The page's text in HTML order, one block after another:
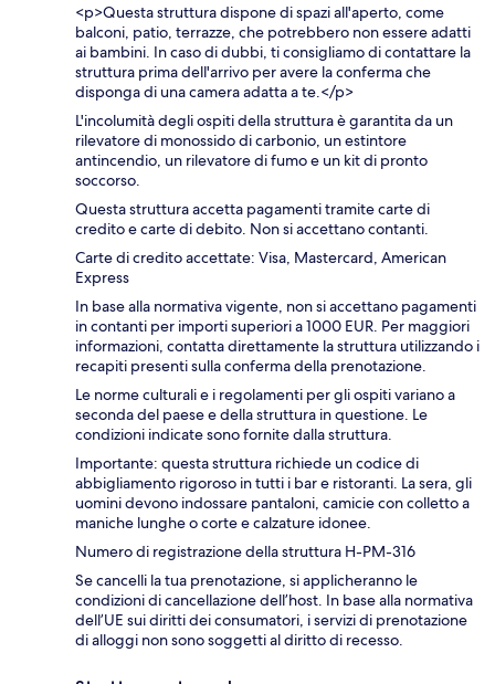
<p>Questa struttura dispone di spazi all'aperto, come
balconi, patio, terrazze, che potrebbero non essere adatti
ai bambini. In caso di dubbi, ti consigliamo di contattare la
struttura prima dell'arrivo per avere la conferma che
disponga di una camera adatta a te.</p>
L'incolumità degli ospiti della struttura è garantita da un
rilevatore di monossido di carbonio, un estintore
antincendio, un rilevatore di fumo e un kit di pronto
soccorso.
Questa struttura accetta pagamenti tramite carte di
credito e carte di debito. Non si accettano contanti.
Carte di credito accettate: Visa, Mastercard, American
Express
In base alla normativa vigente, non si accettano pagamenti
in contanti per importi superiori a 1000 EUR. Per maggiori
informazioni, contatta direttamente la struttura utilizzando i
recapiti presenti sulla conferma della prenotazione.
Le norme culturali e i regolamenti per gli ospiti variano a
seconda del paese e della struttura in questione. Le
condizioni indicate sono fornite dalla struttura.
Importante: questa struttura richiede un codice di
abbigliamento rigoroso in tutti i bar e ristoranti. La sera, gli
uomini devono indossare pantaloni, camicie con colletto a
maniche lunghe o corte e calzature idonee.
Numero di registrazione della struttura H-PM-316
Se cancelli la tua prenotazione, si applicheranno le
condizioni di cancellazione dell’host. In base alla normativa
dell’UE sui diritti dei consumatori, i servizi di prenotazione
di alloggi non sono soggetti al diritto di recesso.